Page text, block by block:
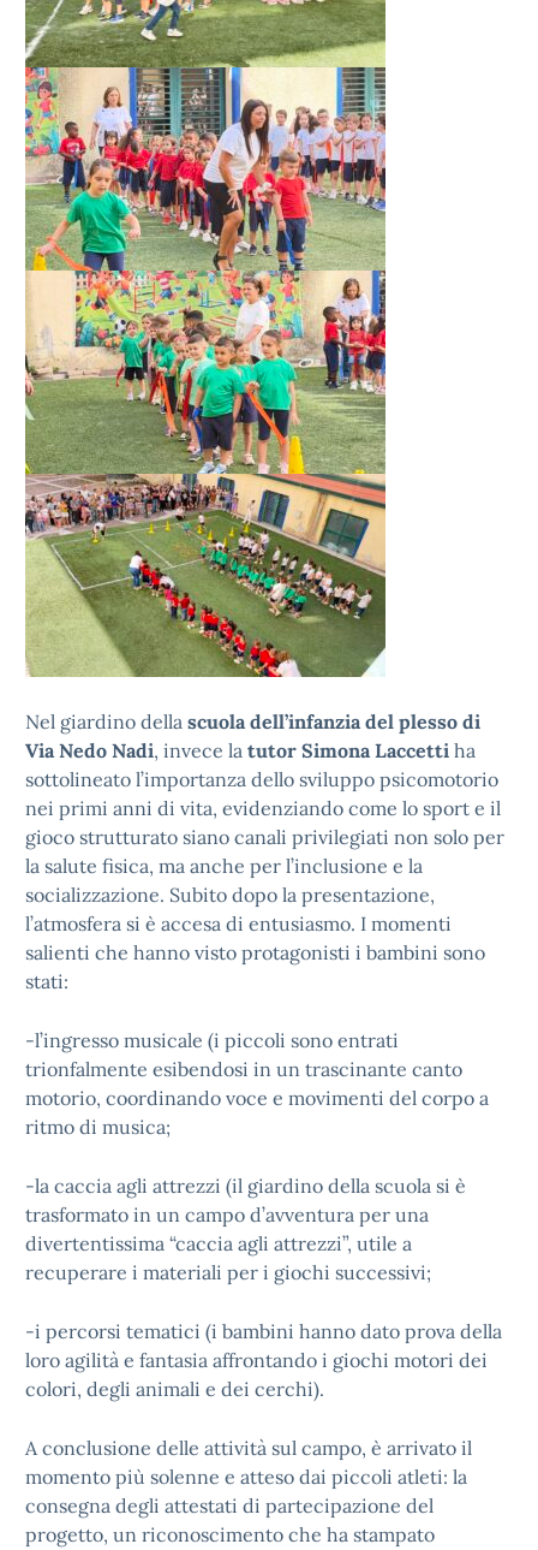
Nel giardino della scuola dell’infanzia del plesso di
Via Nedo Nadi, invece la tutor Simona Laccetti ha
sottolineato l’importanza dello sviluppo psicomotorio
nei primi anni di vita, evidenziando come lo sport e il
gioco strutturato siano canali privilegiati non solo per
la salute fisica, ma anche per l’inclusione e la
socializzazione. Subito dopo la presentazione,
l’atmosfera si è accesa di entusiasmo. I momenti
salienti che hanno visto protagonisti i bambini sono
stati:
-l’ingresso musicale (i piccoli sono entrati
trionfalmente esibendosi in un trascinante canto
motorio, coordinando voce e movimenti del corpo a
ritmo di musica;
-la caccia agli attrezzi (il giardino della scuola si è
trasformato in un campo d’avventura per una
divertentissima “caccia agli attrezzi”, utile a
recuperare i materiali per i giochi successivi;
-i percorsi tematici (i bambini hanno dato prova della
loro agilità e fantasia affrontando i giochi motori dei
colori, degli animali e dei cerchi).
A conclusione delle attività sul campo, è arrivato il
momento più solenne e atteso dai piccoli atleti: la
consegna degli attestati di partecipazione del
progetto, un riconoscimento che ha stampato